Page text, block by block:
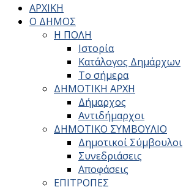
ΑΡΧΙΚΗ
Ο ΔΗΜΟΣ
Η ΠΟΛΗ
Ιστορία
Κατάλογος Δημάρχων
Το σήμερα
ΔΗΜΟΤΙΚΗ ΑΡΧΗ
Δήμαρχος
Αντιδήμαρχοι
ΔΗΜΟΤΙΚΟ ΣΥΜΒΟΥΛΙΟ
Δημοτικοί Σύμβουλοι
Συνεδριάσεις
Αποφάσεις
ΕΠΙΤΡΟΠΕΣ